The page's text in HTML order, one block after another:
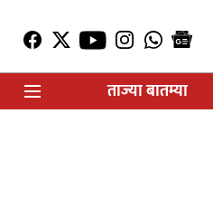
ताज्या बातम्या